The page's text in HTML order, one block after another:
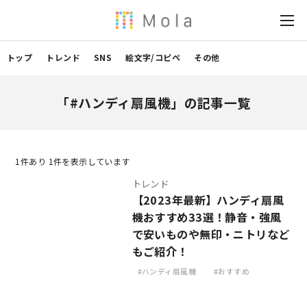
トップ トレンド SNS 絵文字/コピペ その他
「#ハンディ扇風機」の記事一覧
1 件あり 1件を表示しています
トレンド
【2023年最新】ハンディ扇風
機おすすめ33選！静音・強風
で安いものや無印・ニトリなど
もご紹介！
ハンディ扇風機 おすすめ